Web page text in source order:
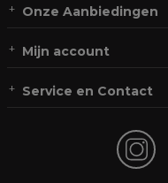
Onze Aanbiedingen
Mijn account
Service en Contact